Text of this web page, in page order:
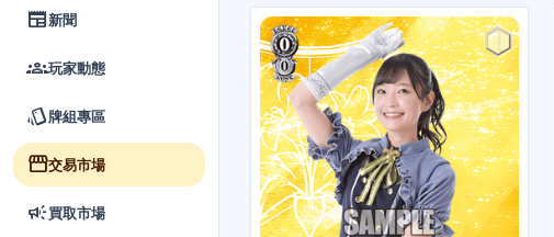
newspaper新聞
groups玩家動態
style牌組專區
storefront交易市場
campaign買取市場